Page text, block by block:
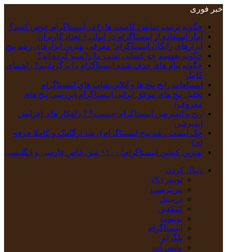
خبر فوری
چگونه ترتیب نمایش کامنت‌ ها را در اینستاگرام عوض کنیم؟
آمار استفاده از اینستاگرام در ایران + تعداد کاربران
ابزارهای رایگان اینستاگرام؛ معرفی بهترین ابزارهای رشد پیج
چگونه بفهمیم چه کسانی پست ما را سیو کرده اند؟
چگونه پیام‌ های حذف‌ شده اینستاگرام را برگردانیم؟ راهنمای
کامل
اشتباهات رایج پیج ها و آنلاین شاپ های اینستاگرام
تحلیل پیج‌ های موفق ایرانی اینستاگرام (بررسی پیج های
معروف)
ریچ و ایمپرشن اینستاگرام چیست؟ 7 راهکار های افزایش
ایمپرشن
چک‌ لیست رشد پیج اینستاگرام (رشد ارگانیک و کاملا حرفه
ای)
بهترین کپشن‌ اینستاگرام؛ ۱۰۰+ متن خاص فارسی و انگلیسی
دنبال کردن
توییتر (X)
‫پین‌ترست
دریبببل
لینکدین
یوتیوب
اینستاگرام
تلگرام
واتس آپ